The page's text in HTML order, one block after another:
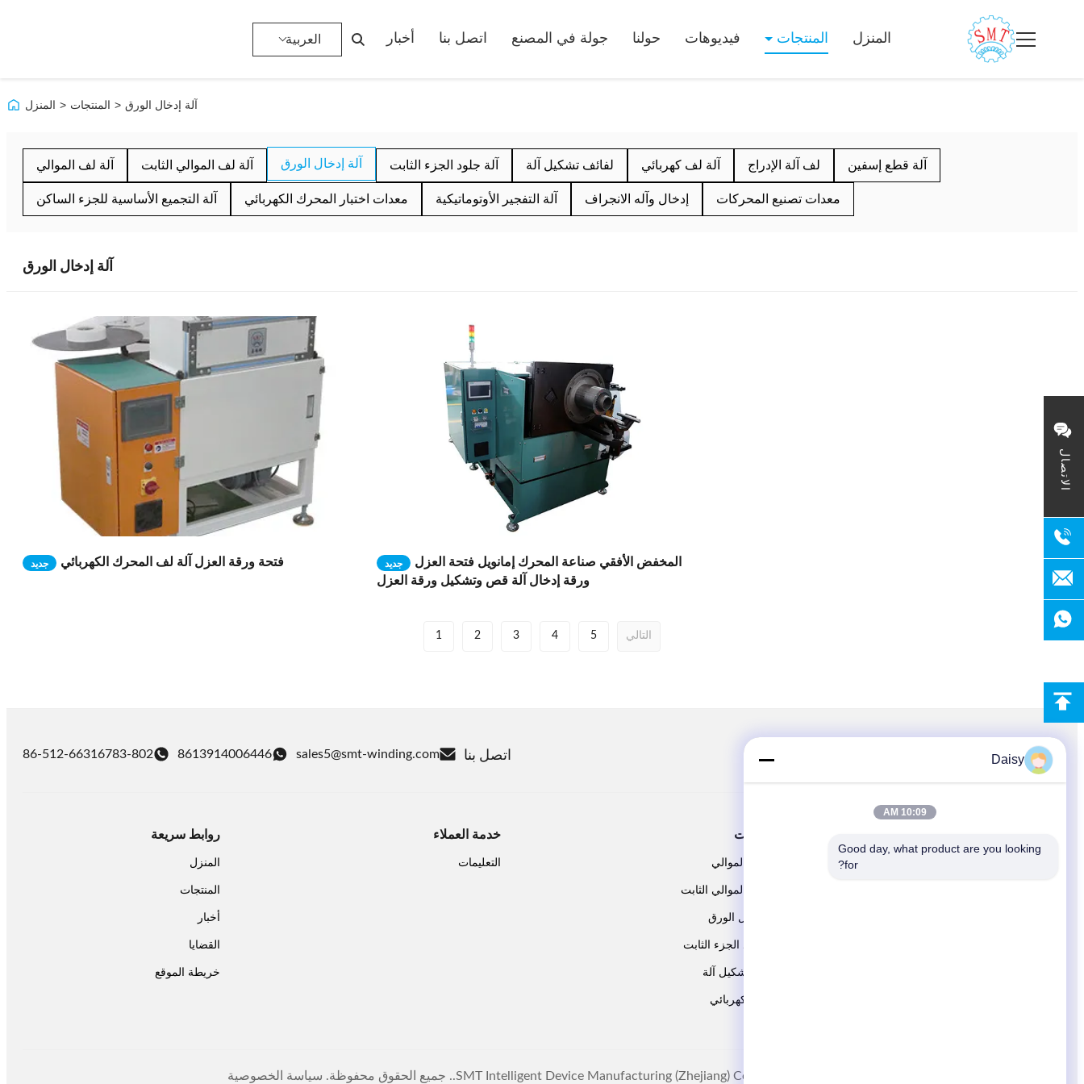
الاتصال
المنزل المنتجات فيديوهات حولنا جولة في المصنع اتصل بنا أخبار العربية
المنزل > المنتجات > آلة إدخال الورق
آلة لف الموالي آلة لف الموالي الثابت آلة إدخال الورق آلة جلود الجزء الثابت لفائف تشكيل آلة آلة لف كهربائي لف آلة الإدراج آلة قطع إسفين
آلة التجميع الأساسية للجزء الساكن معدات اختبار المحرك الكهربائي آلة التفجير الأوتوماتيكية إدخال وآله الانجراف معدات تصنيع المحركات
آلة إدخال الورق
جديد فتحة ورقة العزل آلة لف المحرك الكهربائي جديد
المخفض الأفقي صناعة المحرك إمانويل فتحة العزل
ورقة إدخال آلة قص وتشكيل ورقة العزل
1 2 3 4 5 التالي
اتبعنا اتصل بنا sales5@smt-winding.com
8613914006446
86-512-66316783-802
المنتجات
آلة لف الموالي
آلة لف الموالي الثابت
آلة إدخال الورق
آلة جلود الجزء الثابت
لفائف تشكيل آلة
آلة لف كهربائي
خدمة العملاء
التعليمات
روابط سريعة
المنزل
المنتجات
أخبار
القضايا
خريطة الموقع
سياسة الخصوصية
Daisy
10:09 AM
Good day, what product are you looking
for?